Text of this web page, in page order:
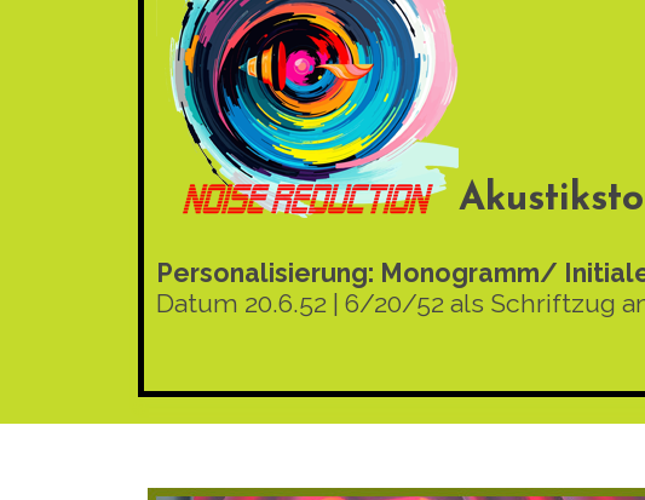
Personalisierung: Monogramm/
Datum 20.6.52 | 6/20/52 als Schriftzug